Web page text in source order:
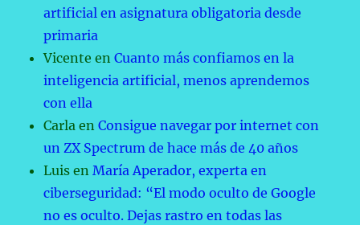
artificial en asignatura obligatoria desde
primaria
Vicente enCuanto más confiamos en la
inteligencia artificial, menos aprendemos
con ella
Carla enConsigue navegar por internet con
un ZX Spectrum de hace más de 40 años
Luis enMaría Aperador, experta en
ciberseguridad: “El modo oculto de Google
no es oculto. Dejas rastro en todas las